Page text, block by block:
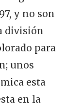
y no son
división
para
unos
esta
en la